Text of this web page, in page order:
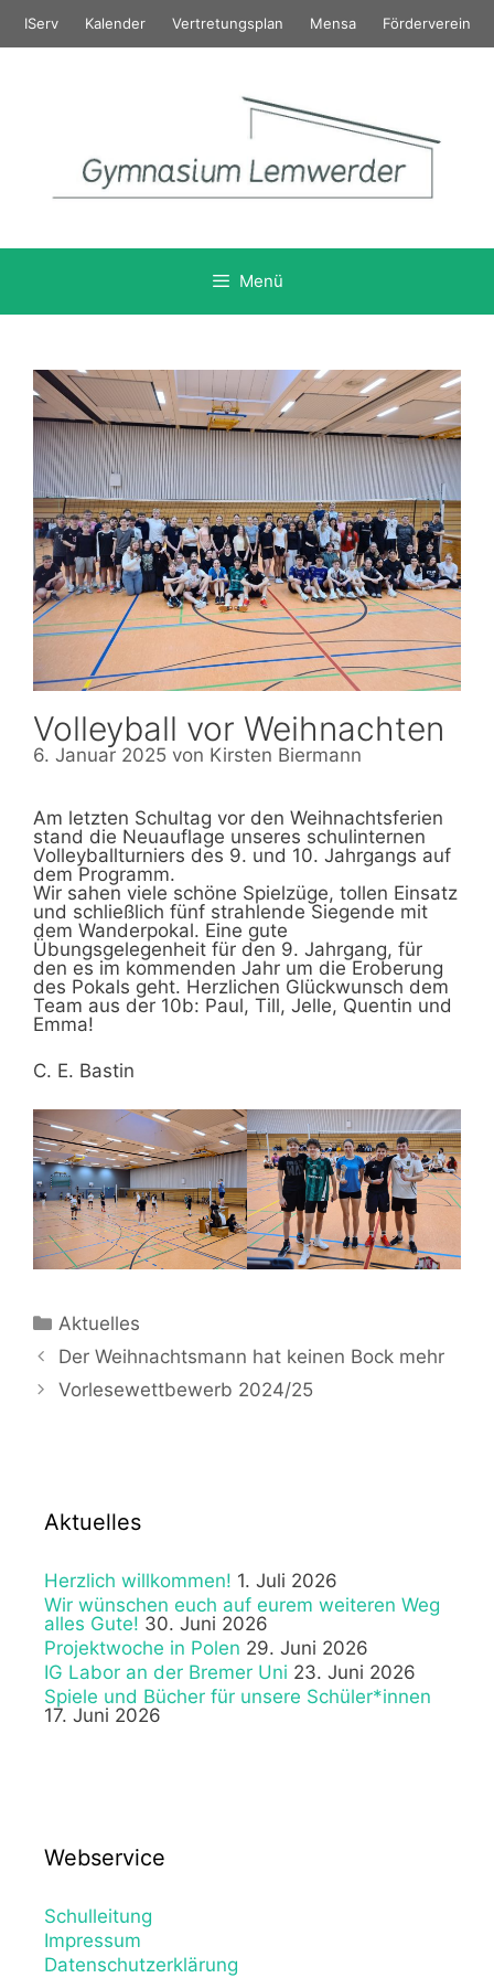
Inhalt
springen
IServ Kalender Vertretungsplan Mensa Förderverein
Menü
Volleyball vor Weihnachten
6. Januar 2025 von Kirsten Biermann
Am letzten Schultag vor den Weihnachtsferien
stand die Neuauflage unseres schulinternen
Volleyballturniers des 9. und 10. Jahrgangs auf
dem Programm.
Wir sahen viele schöne Spielzüge, tollen Einsatz
und schließlich fünf strahlende Siegende mit
dem Wanderpokal. Eine gute
Übungsgelegenheit für den 9. Jahrgang, für
den es im kommenden Jahr um die Eroberung
des Pokals geht. Herzlichen Glückwunsch dem
Team aus der 10b: Paul, Till, Jelle, Quentin und
Emma!
C. E. Bastin
Kategorien
Aktuelles
Der Weihnachtsmann hat keinen Bock mehr
Vorlesewettbewerb 2024/25
Aktuelles
Herzlich willkommen! 1. Juli 2026
Wir wünschen euch auf eurem weiteren Weg
alles Gute! 30. Juni 2026
Projektwoche in Polen 29. Juni 2026
IG Labor an der Bremer Uni 23. Juni 2026
Spiele und Bücher für unsere Schüler*innen
17. Juni 2026
Webservice
Schulleitung
Impressum
Datenschutzerklärung